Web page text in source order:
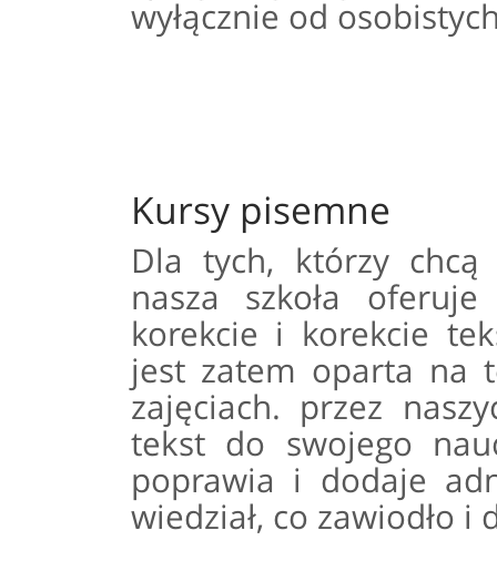
wyłącznie od
Kursy pisemne
Dla tych, którzy
nasza szkoła
korekcie i korekcie
jest zatem oparta na
zajęciach. przez
tekst do swojego
poprawia i dodaje
wiedział, co zawiodło i